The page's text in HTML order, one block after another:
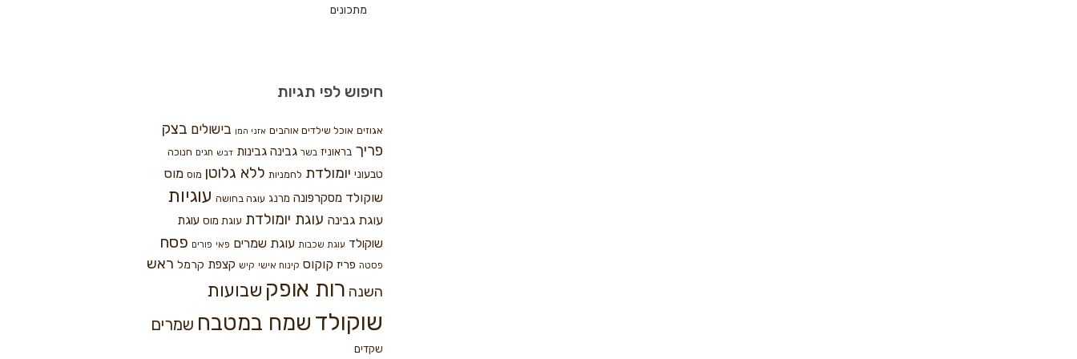
מתכונים
חיפוש לפי תגיות
אגוזים אוכל שילדים אוהבים אזני המן בישולים בצק
פריך בראוניז בשר גבינה גבינות דבש חגים חנוכה
טבעוני יומולדת לחמניות ללא גלוטן מוס מוס
שוקולד מסקרפונה מרנג עוגה בחושה עוגיות
עוגת גבינה עוגת יומולדת עוגת מוס עוגת
שוקולד עוגת שכבות עוגת שמרים פאי פורים פסח
פסטה פריז קוקוס קינוח אישי קיש קצפת קרמל ראש
השנה רות אופק שבועות
שוקולד שמח במטבח שמרים
שקדים